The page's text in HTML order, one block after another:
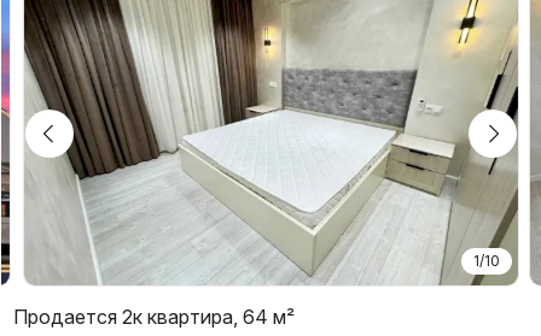
1/10
Продается 2к квартира, 64 м²